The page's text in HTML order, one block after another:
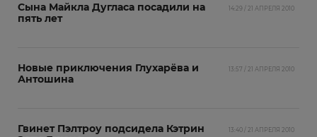
14:29 / 21 АПРЕЛЯ 2010
Сына Майкла Дугласа посадили на
пять лет
13:57 / 21 АПРЕЛЯ 2010
Новые приключения Глухарёва и
Антошина
13:40 / 21 АПРЕЛЯ 2010
Гвинет Пэлтроу подсидела Кэтрин